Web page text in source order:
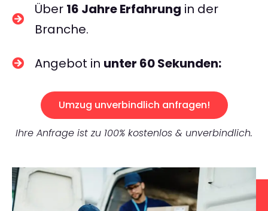
Über 16 Jahre Erfahrung in der
Branche.
Angebot in unter 60 Sekunden:
Umzug unverbindlich anfragen!
Ihre Anfrage ist zu 100% kostenlos & unverbindlich.